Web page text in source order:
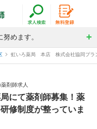
めます。
虹いろ薬局 本店 株式会社協同プラ
剤師求人
にて薬剤師募集！薬
修制度が整っていま